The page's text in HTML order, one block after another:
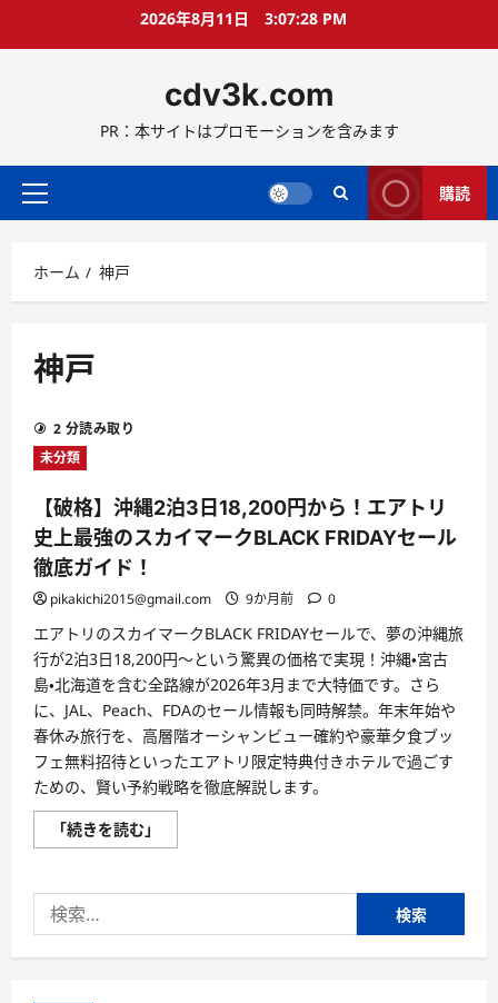
ス
ッ
2026年8月11日 3:07:29 PM
cdv3k.com
PR：本サイトはプロモーションを含みます
メ
メ
ニ
ー
購読
ホーム 神戸
神戸
2 分読み取り
未分類
【破格】沖縄2泊3日18,200円から！エアトリ
史上最強のスカイマークBLACK FRIDAYセール
徹底ガイド！
pikakichi2015@gmail.com 9か月前 0
エアトリのスカイマークBLACK FRIDAYセールで、夢の沖縄旅
行が2泊3日18,200円～という驚異の価格で実現！沖縄・宮古
島・北海道を含む全路線が2026年3月まで大特価です。さら
に、JAL、Peach、FDAのセール情報も同時解禁。年末年始や
春休み旅行を、高層階オーシャンビュー確約や豪華夕食ブッ
フェ無料招待といったエアトリ限定特典付きホテルで過ごす
ための、賢い予約戦略を徹底解説します。
「続きを読む」
格】
2
日
18,200
索: